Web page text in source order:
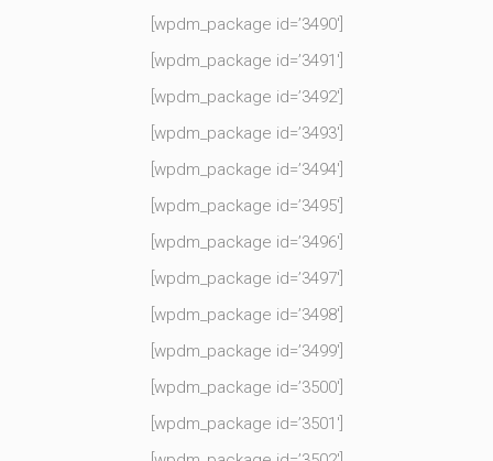
[wpdm_package id=’3490′]
[wpdm_package id=’3491′]
[wpdm_package id=’3492′]
[wpdm_package id=’3493′]
[wpdm_package id=’3494′]
[wpdm_package id=’3495′]
[wpdm_package id=’3496′]
[wpdm_package id=’3497′]
[wpdm_package id=’3498′]
[wpdm_package id=’3499′]
[wpdm_package id=’3500′]
[wpdm_package id=’3501′]